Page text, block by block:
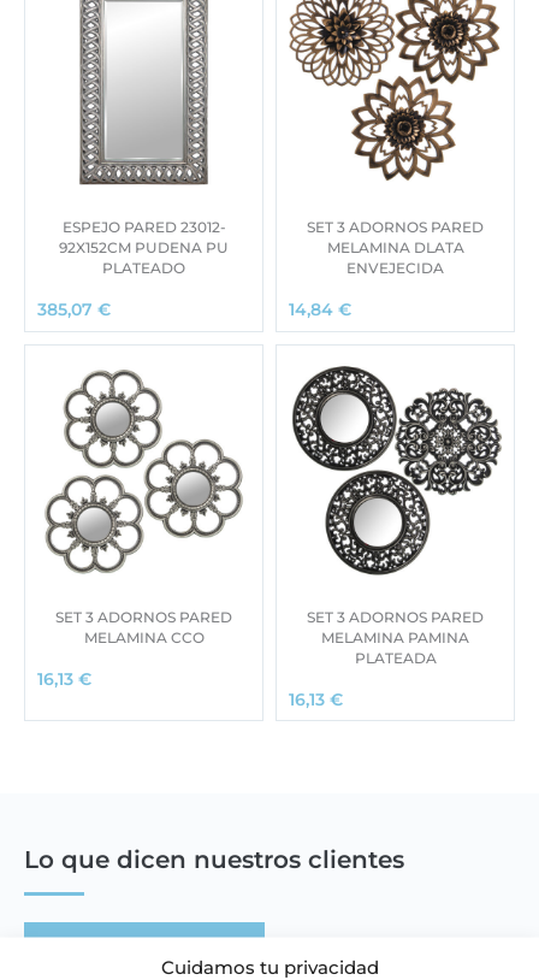
Cuidamos tu privacidad
ESPEJO PARED 23012-
92X152CM PUDENA PU
PLATEADO
385,07 €
SET 3 ADORNOS PARED
MELAMINA DLATA
ENVEJECIDA
14,84 €
SET 3 ADORNOS PARED
MELAMINA CCO
16,13 €
SET 3 ADORNOS PARED
MELAMINA PAMINA
PLATEADA
16,13 €
Lo que dicen nuestros clientes